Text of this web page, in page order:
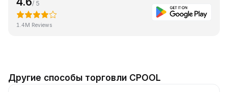
/ 5
1.4M Reviews
Другие способы торговли CPOOL